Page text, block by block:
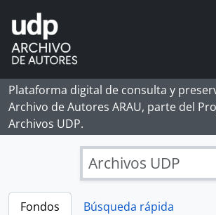
Skip to main content
Plataforma digital de consulta y
Archivo de Autores ARAU, parte del
Archivos UDP.
Archivos UDP
Fondos
Búsqueda rápida